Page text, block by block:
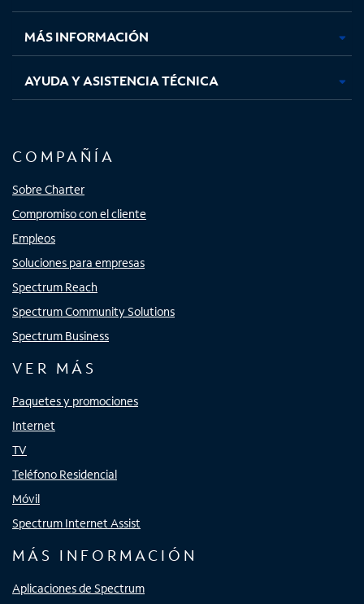
nuevanuevanuevanueva
MÁS INFORMACIÓN
AYUDA Y ASISTENCIA TÉCNICA
COMPAÑÍA
Sobre Charter
Compromiso con el cliente
Empleos
Soluciones para empresas
Spectrum Reach
Spectrum Community Solutions
Spectrum Business
VER MÁS
Paquetes y promociones
Internet
TV
Teléfono Residencial
Móvil
Spectrum Internet Assist
MÁS INFORMACIÓN
Aplicaciones de Spectrum